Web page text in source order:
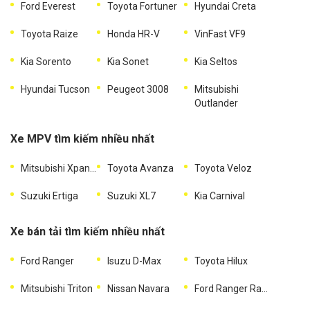
Ford Everest Toyota Fortuner Hyundai Creta
Toyota Raize Honda HR-V VinFast VF9
Kia Sorento Kia Sonet Kia Seltos
Hyundai Tucson Peugeot 3008
Mitsubishi
Outlander
Xe MPV tìm kiếm nhiều nhất
Toyota Avanza Toyota Veloz
Suzuki Ertiga Suzuki XL7 Kia Carnival
Xe bán tải tìm kiếm nhiều nhất
Ford Ranger Isuzu D-Max Toyota Hilux
Mitsubishi Triton Nissan Navara